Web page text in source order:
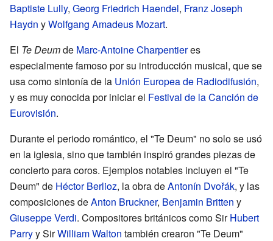
Baptiste Lully, Georg Friedrich Haendel, Franz Joseph
Haydn yWolfgang Amadeus Mozart.
El Te Deumde Marc-Antoine Charpentieres
especialmente famoso por su introducción musical, que se
usa como sintonía de la Unión Europea de Radiodifusión,
y es muy conocida por iniciar el Festival de la Canción de
Eurovisión.
Durante el periodo romántico, el "Te Deum" no solo se usó
en la iglesia, sino que también inspiró grandes piezas de
concierto para coros. Ejemplos notables incluyen el "Te
Deum" de Héctor Berlioz, la obra deAntonín Dvořák, y las
composiciones deAnton Bruckner, Benjamin Britten y
Giuseppe Verdi. Compositores británicos como SirHubert
Parryy SirWilliam Walton también crearon "Te Deum"